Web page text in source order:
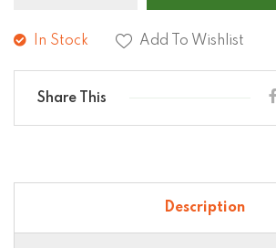
In Stock Add To Wishlist
Share This
Description